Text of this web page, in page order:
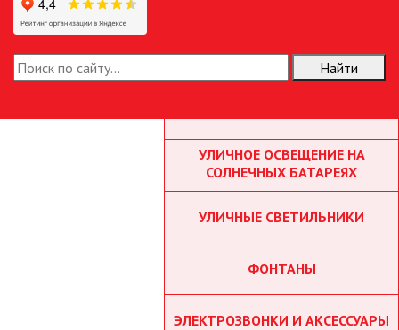
СТАБИЛИЗАТОРЫ НАПРЯЖЕНИЯ
УЛИЧНОЕ ОСВЕЩЕНИЕ НА
СОЛНЕЧНЫХ БАТАРЕЯХ
УЛИЧНЫЕ СВЕТИЛЬНИКИ
ФОНТАНЫ
ЭЛЕКТРОЗВОНКИ И АКСЕССУАРЫ
Найти